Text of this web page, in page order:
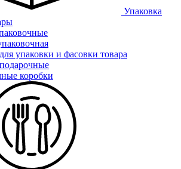
Упаковка
упаковки и фасовки товара
коробки